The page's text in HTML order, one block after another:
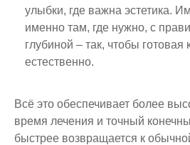
улыбки, где важна эстетика.
именно там, где нужно, с
глубиной – так, чтобы готовая
естественно.
Всё это обеспечивает более
время лечения и точный
быстрее возвращается к